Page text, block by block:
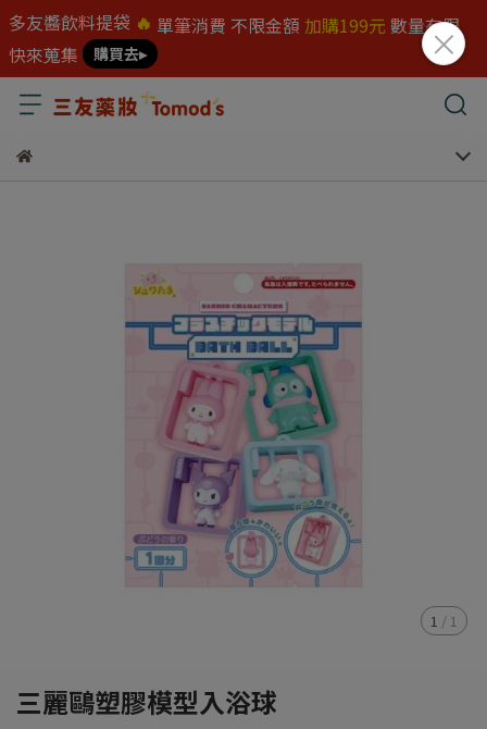
多友醬飲料提袋 🔥 單筆消費 不限金額 加購199元 數量有限
快來蒐集
購買去▸
1 / 1
三麗鷗塑膠模型入浴球